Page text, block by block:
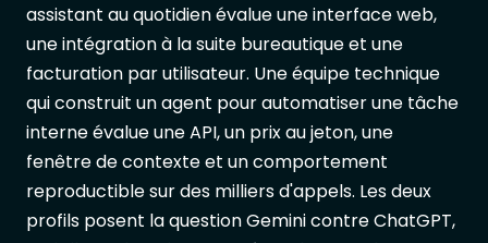
assistant au quotidien évalue une interface web,
une intégration à la suite bureautique et une
facturation par utilisateur. Une équipe technique
qui construit un agent pour automatiser une tâche
interne évalue une API, un prix au jeton, une
fenêtre de contexte et un comportement
reproductible sur des milliers d'appels. Les deux
profils posent la question Gemini contre ChatGPT,